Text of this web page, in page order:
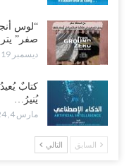
“لوس
صفر”
ديسمبر 19, 2024
كتابٌ
يُنيرُ…
مارس 4, 2024
السابق التالي